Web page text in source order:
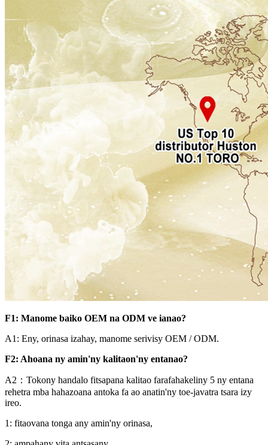
F1: Manome baiko OEM na ODM ve ianao?
A1: Eny, orinasa izahay, manome serivisy OEM / ODM.
F2: Ahoana ny amin'ny kalitaon'ny entanao?
A2：Tokony handalo fitsapana kalitao farafahakeliny 5 ny entana
rehetra mba hahazoana antoka fa ao anatin'ny toe-javatra tsara izy
ireo.
1: fitaovana tonga any amin'ny orinasa,